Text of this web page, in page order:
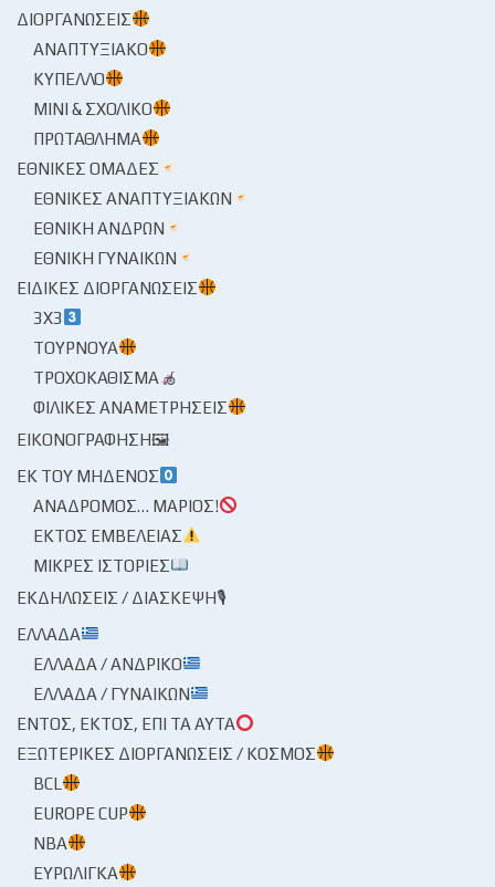
ΔΙΟΡΓΑΝΏΣΕΙΣ
ΑΝΑΠΤΥΞΙΑΚΌ
ΚΎΠΕΛΛΟ
ΜΊΝΙ & ΣΧΟΛΙΚΌ
ΠΡΩΤΆΘΛΗΜΑ
ΕΘΝΙΚΈΣ ΟΜΆΔΕΣ
ΕΘΝΙΚΈΣ ΑΝΑΠΤΥΞΙΑΚΏΝ
ΕΘΝΙΚΉ ΑΝΔΡΏΝ
ΕΘΝΙΚΉ ΓΥΝΑΙΚΏΝ
ΕΙΔΙΚΈΣ ΔΙΟΡΓΑΝΏΣΕΙΣ
3X3
ΤΟΥΡΝΟΥΆ
ΤΡΟΧΟΚΆΘΙΣΜΑ
ΦΙΛΙΚΈΣ ΑΝΑΜΕΤΡΉΣΕΙΣ
ΕΙΚΟΝΟΓΡΆΦΗΣΗ🖼
ΕΚ ΤΟΥ ΜΗΔΕΝΌΣ
ΑΝΆΔΡΟΜΟΣ… ΜΆΡΙΟΣ!
ΕΚΤΌΣ ΕΜΒΈΛΕΙΑΣ
ΜΙΚΡΈΣ ΙΣΤΟΡΊΕΣ
ΕΚΔΗΛΏΣΕΙΣ / ΔΙΆΣΚΕΨΗ🎙
ΕΛΛΆΔΑ
ΕΛΛΆΔΑ / ΑΝΔΡΙΚΌ
ΕΛΛΆΔΑ / ΓΥΝΑΙΚΏΝ
ΕΝΤΌΣ, ΕΚΤΌΣ, ΕΠΊ ΤΑ ΑΥΤΆ
ΕΞΩΤΕΡΙΚΈΣ ΔΙΟΡΓΑΝΏΣΕΙΣ / ΚΌΣΜΟΣ
BCL
EUROPE CUP
NBA
ΕΥΡΩΛΊΓΚΑ